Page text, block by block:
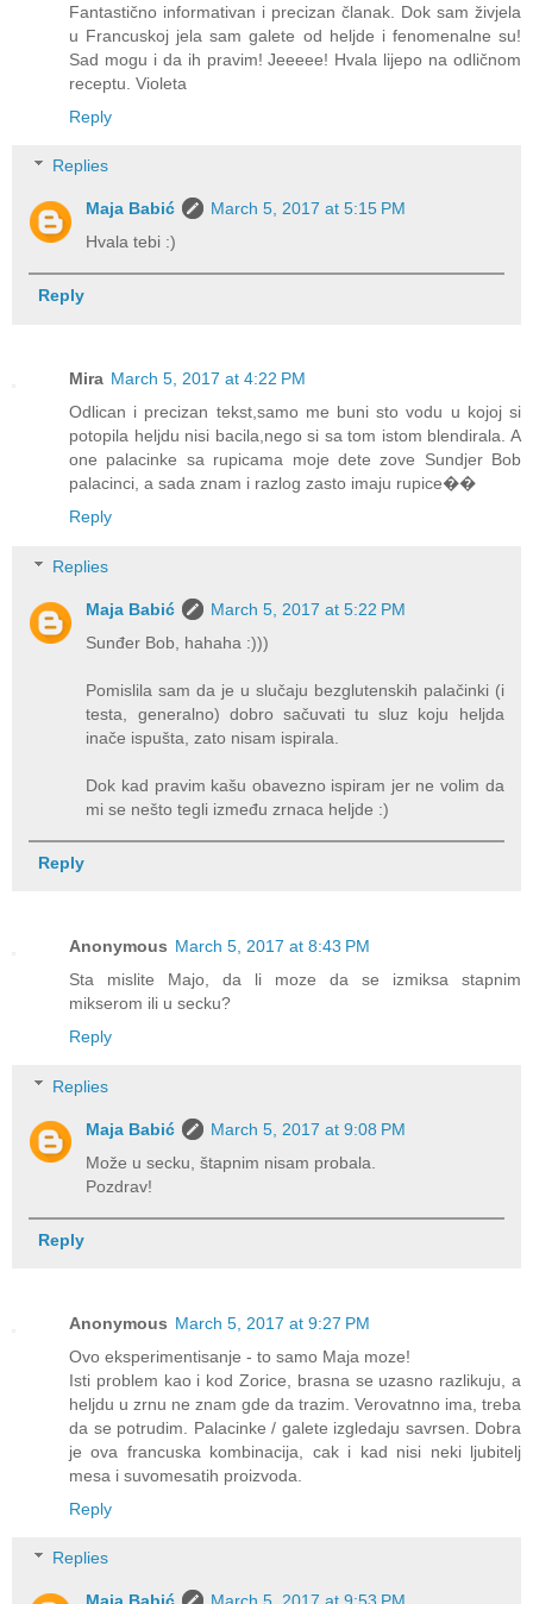
Fantastično informativan i precizan članak. Dok sam živjela
u Francuskoj jela sam galete od heljde i fenomenalne su!
Sad mogu i da ih pravim! Jeeeee! Hvala lijepo na odličnom
receptu. Violeta
Reply
Replies
Maja Babić
March 5, 2017 at 5:15 PM
Hvala tebi :)
Reply
Mira March 5, 2017 at 4:22 PM
Odlican i precizan tekst,samo me buni sto vodu u kojoj si
potopila heljdu nisi bacila,nego si sa tom istom blendirala. A
one palacinke sa rupicama moje dete zove Sundjer Bob
palacinci, a sada znam i razlog zasto imaju rupice��
Reply
Replies
Maja Babić
March 5, 2017 at 5:22 PM
Sunđer Bob, hahaha :)))
Pomislila sam da je u slučaju bezglutenskih palačinki (i
testa, generalno) dobro sačuvati tu sluz koju heljda
inače ispušta, zato nisam ispirala.
Dok kad pravim kašu obavezno ispiram jer ne volim da
mi se nešto tegli između zrnaca heljde :)
Reply
Anonymous March 5, 2017 at 8:43 PM
Sta mislite Majo, da li moze da se izmiksa stapnim
mikserom ili u secku?
Reply
Replies
Maja Babić
March 5, 2017 at 9:08 PM
Može u secku, štapnim nisam probala.
Pozdrav!
Reply
Anonymous March 5, 2017 at 9:27 PM
Ovo eksperimentisanje - to samo Maja moze!
Isti problem kao i kod Zorice, brasna se uzasno razlikuju, a
heljdu u zrnu ne znam gde da trazim. Verovatnno ima, treba
da se potrudim. Palacinke / galete izgledaju savrsen. Dobra
je ova francuska kombinacija, cak i kad nisi neki ljubitelj
mesa i suvomesatih proizvoda.
Reply
Replies